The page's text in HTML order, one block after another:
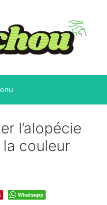
l’alopécie
couleur
Whatsapp